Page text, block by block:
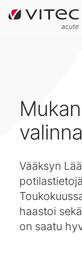
Vääksyn
haastoi
on saatu